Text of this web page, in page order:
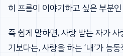
히 프롬이 이야기하고 싶은 부분
즉 쉽게 말하면, 사랑 받는 자가
기보다는, 사랑을 하는 ‘내’가 능